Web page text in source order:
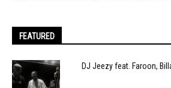
FEATURED
DJ Jeezy feat. Faroon,